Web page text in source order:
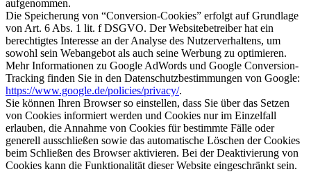
aufgenommen.
Die Speicherung von “Conversion-Cookies” erfolgt auf Grundlage
von Art. 6 Abs. 1 lit. f DSGVO. Der Websitebetreiber hat ein
berechtigtes Interesse an der Analyse des Nutzerverhaltens, um
sowohl sein Webangebot als auch seine Werbung zu optimieren.
Mehr Informationen zu Google AdWords und Google Conversion-
Tracking finden Sie in den Datenschutzbestimmungen von Google:
https://www.google.de/policies/privacy/.
Sie können Ihren Browser so einstellen, dass Sie über das Setzen
von Cookies informiert werden und Cookies nur im Einzelfall
erlauben, die Annahme von Cookies für bestimmte Fälle oder
generell ausschließen sowie das automatische Löschen der Cookies
beim Schließen des Browser aktivieren. Bei der Deaktivierung von
Cookies kann die Funktionalität dieser Website eingeschränkt sein.